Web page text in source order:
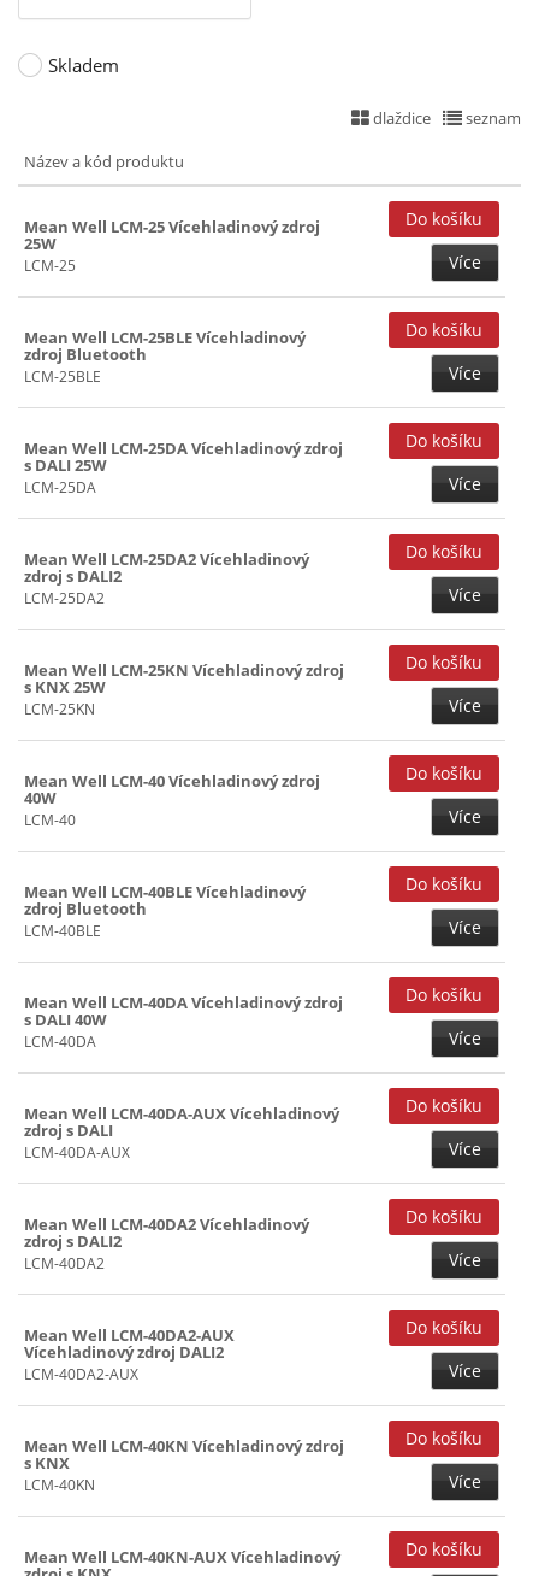
Skladem
dlaždice seznam
Název a kód produktu
Mean Well LCM-25 Vícehladinový zdroj
25W
LCM-25 Více
Mean Well LCM-25BLE Vícehladinový
zdroj Bluetooth
LCM-25BLE Více
Mean Well LCM-25DA Vícehladinový zdroj
s DALI 25W
LCM-25DA Více
Mean Well LCM-25DA2 Vícehladinový
zdroj s DALI2
LCM-25DA2 Více
Mean Well LCM-25KN Vícehladinový zdroj
s KNX 25W
LCM-25KN Více
Mean Well LCM-40 Vícehladinový zdroj
40W
LCM-40 Více
Mean Well LCM-40BLE Vícehladinový
zdroj Bluetooth
LCM-40BLE Více
Mean Well LCM-40DA Vícehladinový zdroj
s DALI 40W
LCM-40DA Více
Mean Well LCM-40DA-AUX Vícehladinový
zdroj s DALI
LCM-40DA-AUX Více
Mean Well LCM-40DA2 Vícehladinový
zdroj s DALI2
LCM-40DA2 Více
Mean Well LCM-40DA2-AUX
Vícehladinový zdroj DALI2
LCM-40DA2-AUX Více
Mean Well LCM-40KN Vícehladinový zdroj
s KNX
LCM-40KN Více
Mean Well LCM-40KN-AUX Vícehladinový